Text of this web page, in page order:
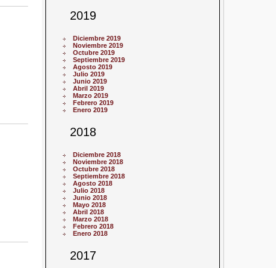
2019
Diciembre 2019
Noviembre 2019
Octubre 2019
Septiembre 2019
Agosto 2019
Julio 2019
Junio 2019
Abril 2019
Marzo 2019
Febrero 2019
Enero 2019
2018
Diciembre 2018
Noviembre 2018
Octubre 2018
Septiembre 2018
Agosto 2018
Julio 2018
Junio 2018
Mayo 2018
Abril 2018
Marzo 2018
Febrero 2018
Enero 2018
2017